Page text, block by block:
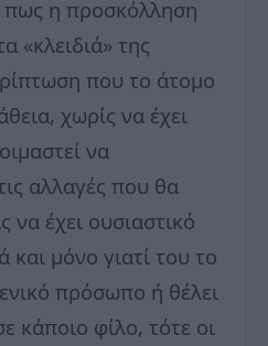
πως η προσκόλληση
«κλειδιά» της
που το άτομο
χωρίς να έχει
να
αλλαγές που θα
να έχει ουσιαστικό
και μόνο γιατί του το
πρόσωπο ή θέλει
κάποιο φίλο, τότε οι